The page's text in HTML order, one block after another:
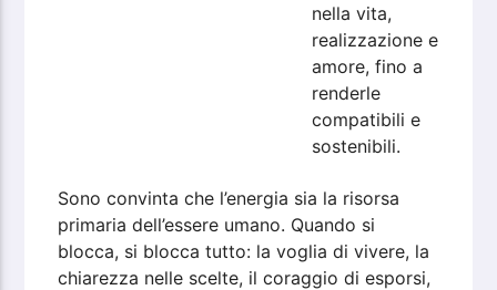
nella vita,
realizzazione e
amore, fino a
renderle
compatibili e
sostenibili.
Sono convinta che l’energia sia la risorsa
primaria dell’essere umano. Quando si
blocca, si blocca tutto: la voglia di vivere, la
chiarezza nelle scelte, il coraggio di esporsi,